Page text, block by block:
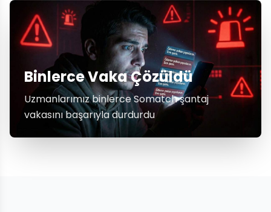
Binlerce Vaka Çözüldü
Uzmanlarımız binlerce Somatch şantaj
vakasını başarıyla durdurdu